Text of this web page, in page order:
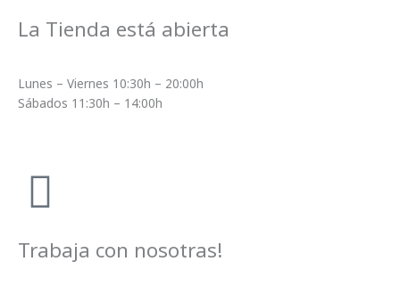
La Tienda está abierta
Lunes – Viernes 10:30h – 20:00h
Sábados 11:30h – 14:00h
Trabaja con nosotras!